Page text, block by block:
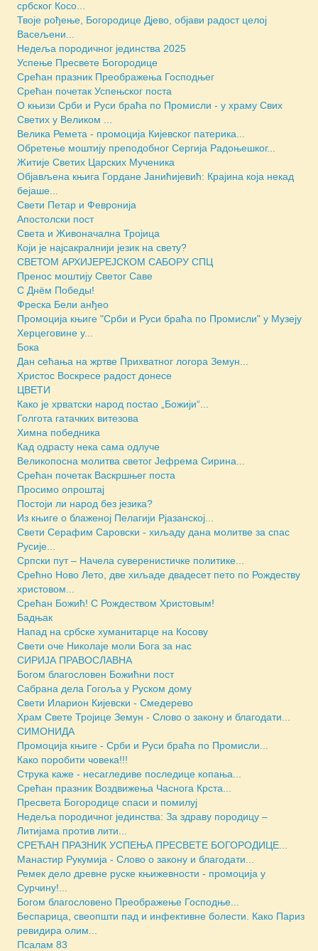
србског Косо...
Твоје рођење, Богородице Дјево, објави радост целој
Васељени...
Недеља породичног јединства 2025
Успење Пресвете Богородице
Срећан празник Преображења Господњег
Срећан почетак Успењског поста
О књизи Срби и Руси браћа по Промисли - у храму Свих
Светих у Великом ...
Велика Ремета - промоција Кијевског патерика...
Обретење моштију преподобног Сергија Радоњешког...
Житије Светих Царских Мученика
Објављена књига Гордане Јанићијевић: Крајина која некад
бејаше...
Свети Петар и Февронија
Апостолски пост
Света и Живоначална Тројица
Који је најсакралнији језик на свету?
СВЕТОМ АРХИЈЕРЕЈСКОМ САБОРУ СПЦ
Пренос моштију Светог Саве
С Днём Победы!
Фреска Бели анђео
Промоција књиге "Срби и Руси браћа по Промисли" у Музеју
Херцеговине у...
Бока
Дан сећања на жртве Прихватног логора Земун...
Христос Воскресе радост донесе
ЦВЕТИ
Како је хрватски народ постао „Божији“...
Голгота гатачких витезова
Химна победника
Кад одрасту нека сама одлуче
Великопосна молитва светог Јефрема Сирина...
Срећан почетак Васкршњег поста
Просимо опроштај
Постоји ли народ без језика?
Из књиге о блаженој Пелагији Рјазанској...
Свети Серафим Саровски - хиљаду дана молитве за спас
Русије...
Српски пут – Начела суверенистичке политике...
Срећно Ново Лето, две хиљаде двадесет пето по Рождеству
христовом...
Срећан Божић! С Рождеством Христовым!
Бадњак
Напад на србске хуманитарце на Косову
Свети оче Николаје моли Бога за нас
СИРИЈА ПРАВОСЛАВНА
Богом благословен Божићни пост
Сабрана дела Гогоља у Руском дому
Свети Иларион Кијевски - Смедерево
Храм Свете Тројице Земун - Слово о закону и благодати...
СИМОНИДА
Промоција књиге - Срби и Руси браћа по Промисли...
Како поробити човека!!!
Струка каже - несагледиве последице копања...
Срећан празник Воздвижења Часнога Крста...
Пресвета Богородице спаси и помилуј
Недеља породичног јединства: За здраву породицу –
Литијама против лити...
СРЕЋАН ПРАЗНИК УСПЕЊА ПРЕСВЕТЕ БОГОРОДИЦЕ...
Манастир Рукумија - Слово о закону и благодати...
Ремек дело древне руске књижевности - промоција у
Сурчину!...
Богом благословено Преображење Господње...
Беспарица, свеопшти пад и инфективне болести. Како Париз
ревидира олим...
Псалам 83